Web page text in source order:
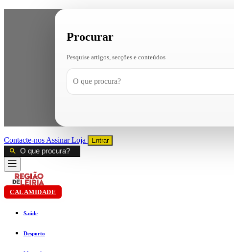
Procurar
Pesquise artigos, secções e conteúdos
Contacte-nos AssinarLoja Entrar
CALAMIDADE
Saúde
Desporto